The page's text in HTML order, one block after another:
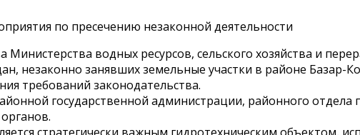
водных ресурсов, сельского хозяйства и
незаконно занявших земельные участки в районе Базар-
требований законодательства.
государственной администрации, районного
стратегически важным гидротехническим объектом,